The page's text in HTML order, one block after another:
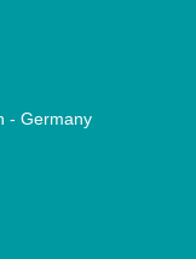
- Germany